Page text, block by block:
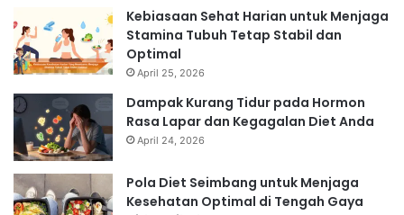
Kebiasaan Sehat Harian untuk Menjaga
Stamina Tubuh Tetap Stabil dan
Optimal
April 25, 2026
Dampak Kurang Tidur pada Hormon
Rasa Lapar dan Kegagalan Diet Anda
April 24, 2026
Pola Diet Seimbang untuk Menjaga
Kesehatan Optimal di Tengah Gaya